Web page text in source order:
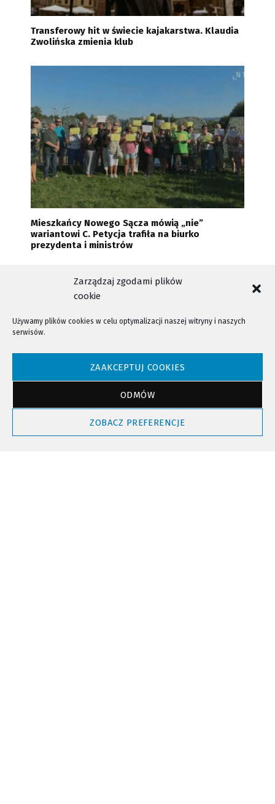
Zarządzaj zgodami plików
cookie
Używamy plików cookies w celu optymalizacji naszej witryny i naszych
serwisów.
ZAAKCEPTUJ COOKIES
ODMÓW
ZOBACZ PREFERENCJE
Transferowy hit w świecie kajakarstwa. Klaudia
Zwolińska zmienia klub
Mieszkańcy Nowego Sącza mówią „nie”
wariantowi C. Petycja trafiła na biurko
prezydenta i ministrów
NTV - Nasza Telewizja Sądecka © 2023 Wszystkie prawa zastrzeżone!
Powrót do góry